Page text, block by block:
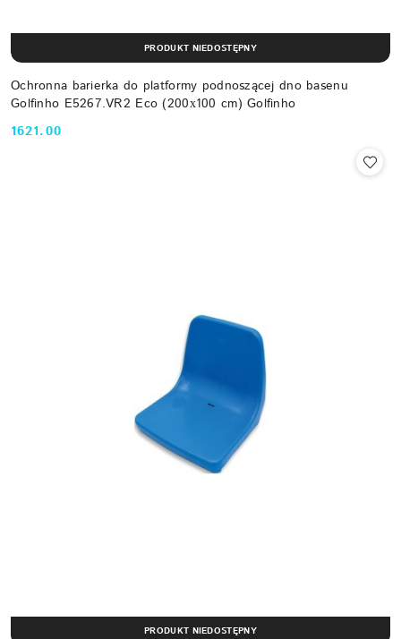
Ochronna barierka do platformy podnoszącej dno basenu
Golfinho E5267.VR2 Eco (200х100 cm) Golfinho
Cena:
1621.00
PRODUKT NIEDOSTĘPNY
PRODUKT NIEDOSTĘPNY